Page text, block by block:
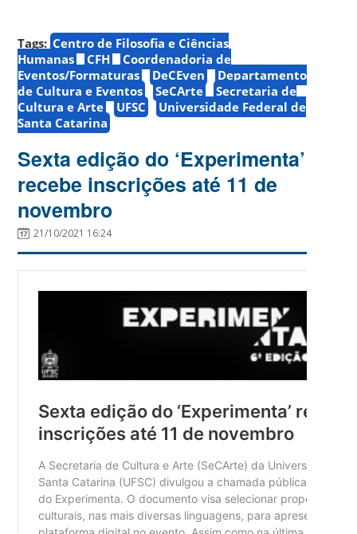
Tags: Centro de Filosofia e Ciências
Humanas
CFH
Coordenadoria de
Eventos/Formaturas
DeCEven
Departamento
de Cultura e Eventos
SeCArte
Secretaria de
Cultura e Arte
UFSC
Universidade Federal de
Santa Catarina
Sexta edição do ‘Experimenta’
recebe inscrições até 11 de
novembro
21/10/2021 16:24